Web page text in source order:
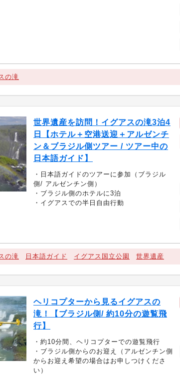
の滝
世界遺産を訪問！イグアスの滝3泊4
日【ホテル＋空港送迎＋アルゼンチ
ン＆ブラジル側ツアー / ツアー中の
日本語ガイド】
・日本語ガイドのツアーに参加（ブラジル
側/ アルゼンチン側）
・ブラジル側のホテルに3泊
・イグアスでの半日自由行動
の滝 日本語ガイド イグアス国立公園 世界遺産
ヘリコプターから見るイグアスの
滝！【ブラジル側/ 約10分の遊覧飛
行】
・約10分間、ヘリコプターでの遊覧飛行
・ブラジル側からのお迎え（アルゼンチン側
からお迎え希望の場合はお申しつけくださ
い）